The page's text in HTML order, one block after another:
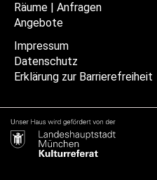
Räume | Anfragen
Angebote
Impressum
Datenschutz
Erklärung zur Barrierefreiheit